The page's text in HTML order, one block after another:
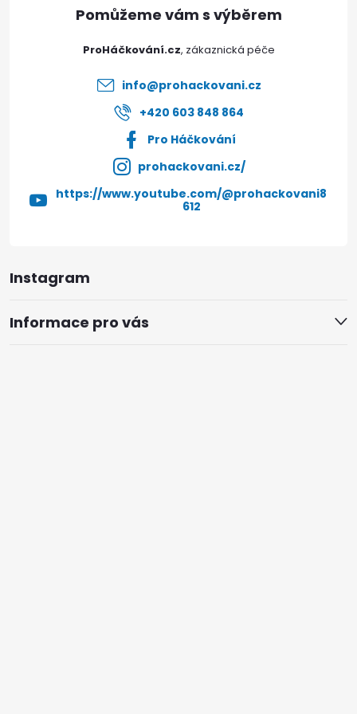
Instagram
Informace pro vás
ProHáčkování.cz
info@prohackovani.cz
+420 603 848 864
Pro Háčkování
prohackovani.cz/
https://www.youtube.com/@prohackovani8
612